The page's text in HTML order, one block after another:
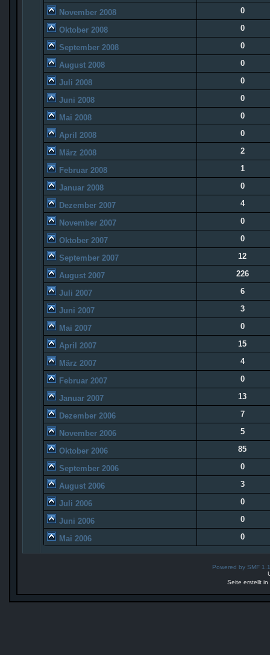
November 2008 0
Oktober 2008 0
September 2008 0
August 2008 0
Juli 2008 0
Juni 2008 0
Mai 2008 0
April 2008 0
März 2008 2
Februar 2008 1
Januar 2008 0
Dezember 2007 4
November 2007 0
Oktober 2007 0
September 2007 12
August 2007 226
Juli 2007 6
Juni 2007 3
Mai 2007 0
April 2007 15
März 2007 4
Februar 2007 0
Januar 2007 13
Dezember 2006 7
November 2006 5
Oktober 2006 85
September 2006 0
August 2006 3
Juli 2006 0
Juni 2006 0
Mai 2006 0
Powered by SMF
Seite erstellt